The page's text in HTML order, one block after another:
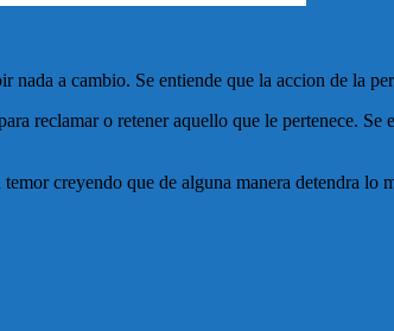
nada a cambio. Se entiende que la accion de la
reclamar o retener aquello que le pertenece.
creyendo que de alguna manera detendra lo